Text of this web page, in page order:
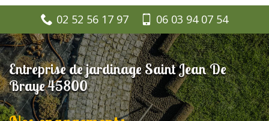
02 52 56 17 97 06 03 94 07 54
Entreprise de jardinage Saint Jean De
Braye 45800